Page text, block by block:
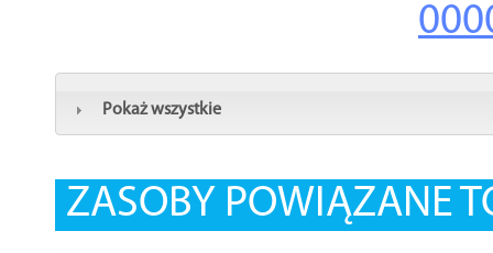
Pokaż wszystkie
ZASOBY POWIĄZANE